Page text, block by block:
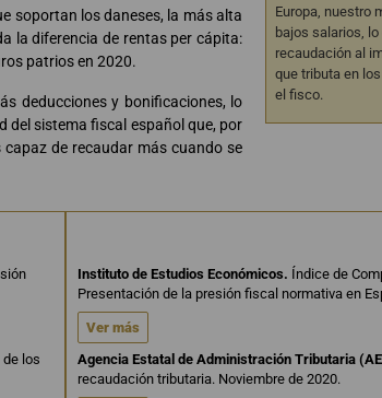
soportan los daneses, la más alta
la diferencia de rentas per cápita:
patrios en 2020.
deducciones y bonificaciones, lo
del sistema fiscal español que, por
de recaudar más cuando se
Europa, nuestro
bajos salarios,
recaudación al
que tributa en
el fisco.
los
Instituto de Estudios Económicos. Índice de
Presentación de la presión fiscal normativa en
Ver más
Agencia Estatal de Administración Tributaria
recaudación tributaria. Noviembre de 2020.